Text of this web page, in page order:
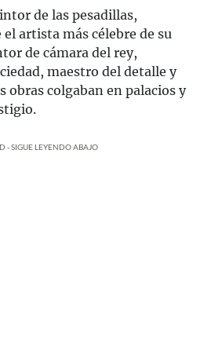
de las pesadillas,
el artista más célebre de su
de cámara del rey,
maestro del detalle y
obras colgaban en palacios y
- SIGUE LEYENDO ABAJO